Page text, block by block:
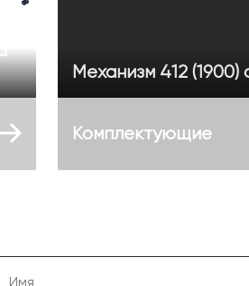
Механизм 412 (1900)
Комплектующие